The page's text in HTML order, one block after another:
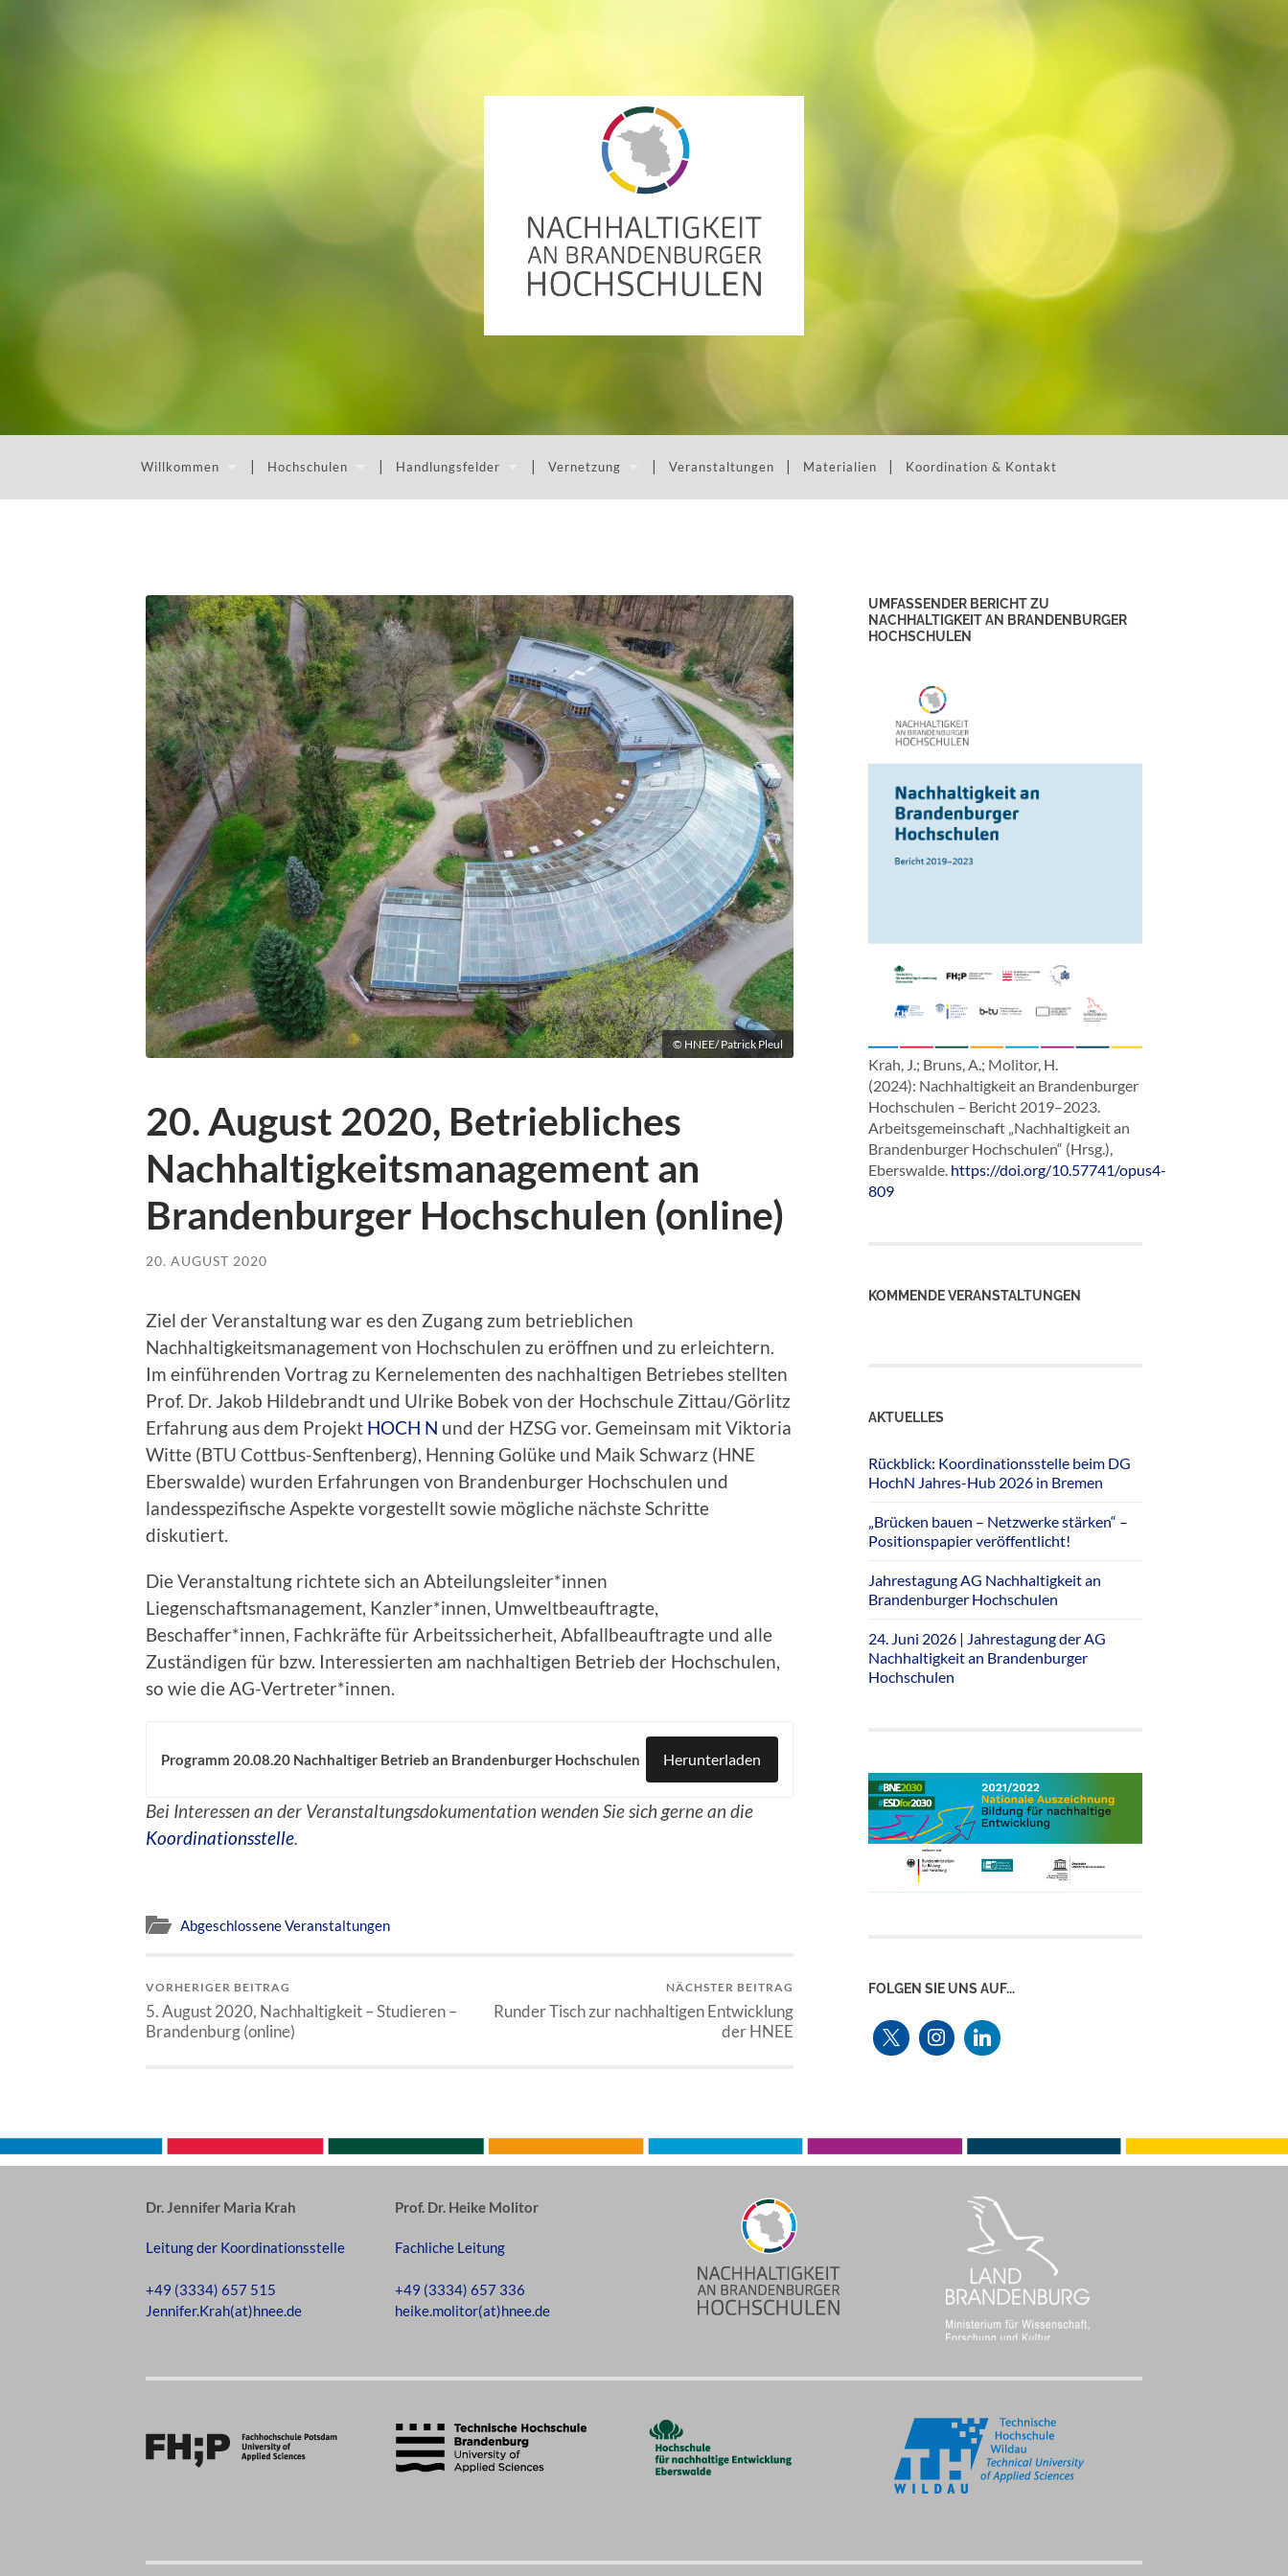
Brandenburger
Hochschulen
Willkommen Hochschulen Handlungsfelder Vernetzung Veranstaltungen Materialien Koordination & Kontakt
© HNEE/ Patrick Pleul
20. August 2020, Betriebliches
Nachhaltigkeitsmanagement an
Brandenburger Hochschulen (online)
20. AUGUST 2020
Ziel der Veranstaltung war es den Zugang zum betrieblichen
Nachhaltigkeitsmanagement von Hochschulen zu eröffnen und zu erleichtern.
Im einführenden Vortrag zu Kernelementen des nachhaltigen Betriebes stellten
Prof. Dr. Jakob Hildebrandt und Ulrike Bobek von der Hochschule Zittau/Görlitz
Erfahrung aus dem Projekt HOCH N und der HZSG vor. Gemeinsam mit Viktoria
Witte (BTU Cottbus-Senftenberg), Henning Golüke und Maik Schwarz (HNE
Eberswalde) wurden Erfahrungen von Brandenburger Hochschulen und
landesspezifische Aspekte vorgestellt sowie mögliche nächste Schritte
diskutiert.
Die Veranstaltung richtete sich an Abteilungsleiter*innen
Liegenschaftsmanagement, Kanzler*innen, Umweltbeauftragte,
Beschaffer*innen, Fachkräfte für Arbeitssicherheit, Abfallbeauftragte und alle
Zuständigen für bzw. Interessierten am nachhaltigen Betrieb der Hochschulen,
so wie die AG-Vertreter*innen.
Programm 20.08.20 Nachhaltiger Betrieb an Brandenburger Hochschulen Herunterladen
Bei Interessen an der Veranstaltungsdokumentation wenden Sie sich gerne an die
Koordinationsstelle.
Abgeschlossene Veranstaltungen
VORHERIGER BEITRAG
5. August 2020, Nachhaltigkeit – Studieren –
Brandenburg (online)
NÄCHSTER BEITRAG
Runder Tisch zur nachhaltigen Entwicklung
der HNEE
UMFASSENDER BERICHT ZU
NACHHALTIGKEIT AN BRANDENBURGER
HOCHSCHULEN
Krah, J.; Bruns, A.; Molitor, H.
(2024): Nachhaltigkeit an Brandenburger
Hochschulen – Bericht 2019–2023.
Arbeitsgemeinschaft „Nachhaltigkeit an
Brandenburger Hochschulen“ (Hrsg.),
Eberswalde. https://doi.org/10.57741/opus4-
809
KOMMENDE VERANSTALTUNGEN
AKTUELLES
Rückblick: Koordinationsstelle beim DG
HochN Jahres-Hub 2026 in Bremen
„Brücken bauen – Netzwerke stärken“ –
Positionspapier veröffentlicht!
Jahrestagung AG Nachhaltigkeit an
Brandenburger Hochschulen
24. Juni 2026 | Jahrestagung der AG
Nachhaltigkeit an Brandenburger
Hochschulen
FOLGEN SIE UNS AUF...
Dr. Jennifer Maria Krah
Leitung der Koordinationsstelle
+49 (3334) 657 515
Jennifer.Krah(at)hnee.de
Prof. Dr. Heike Molitor
Fachliche Leitung
+49 (3334) 657 336
heike.molitor(at)hnee.de